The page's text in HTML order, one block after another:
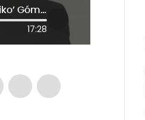
“Estoy anonadada”: Diana López Zuleta sobre nuevo giro en caso ‘Kiko’ Gómez
17:28